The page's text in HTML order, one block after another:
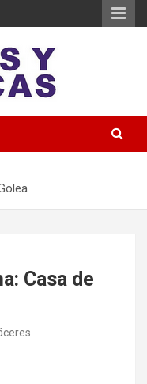
Casa de